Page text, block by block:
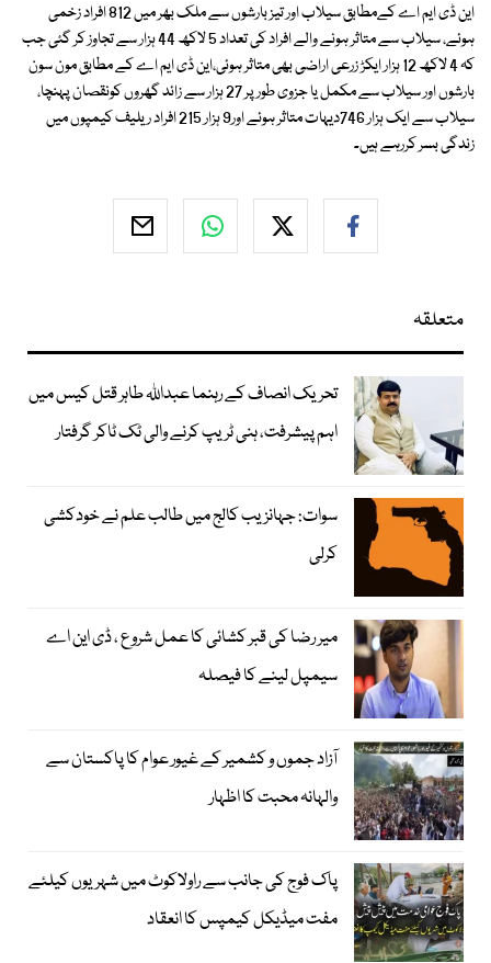
این ڈی ایم اے کےمطابق سیلاب اور تیز بارشوں سے ملک بھر میں 812 افراد زخمی
ہوئے، سیلاب سے متاثر ہونے والے افراد کی تعداد 5 لاکھ 44 ہزار سے تجاوز کر گئی جب
کہ 4 لاکھ 12 ہزار ایکڑ زرعی اراضی بھی متاثر ہوئی،این ڈی ایم اے کے مطابق مون سون
بارشوں اور سیلاب سے مکمل یا جزوی طور پر 27 ہزار سے زائد گھروں کونقصان پہنچا،
سیلاب سے ایک ہزار 746دیہات متاثر ہوئے اور9 ہزار 215 افراد ریلیف کیمپوں میں
زندگی بسر کررہے ہیں۔
متعلقہ
تحریک انصاف کے رہنما عبداللہ طاہر قتل کیس میں
اہم پیشرفت، ہنی ٹریپ کرنے والی ٹک ٹاکر گرفتار
سوات: جہانزیب کالج میں طالب علم نے خودکشی
کرلی
میر رضا کی قبر کشائی کا عمل شروع ، ڈی این اے
سیمپل لینے کا فیصلہ
آزاد جموں و کشمیر کے غیور عوام کا پاکستان سے
والہانہ محبت کا اظہار
پاک فوج کی جانب سے راولاکوٹ میں شہریوں کیلئے
مفت میڈیکل کیمپس کا انعقاد